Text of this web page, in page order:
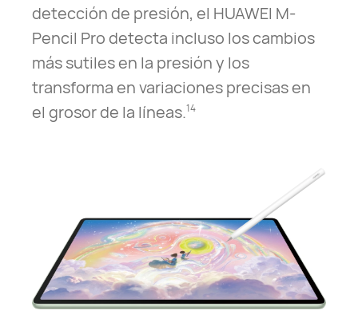
detección de presión, el HUAWEI M-
Pencil Pro detecta incluso los cambios
más sutiles en la presión y los
transforma en variaciones precisas en
el grosor de la líneas.14